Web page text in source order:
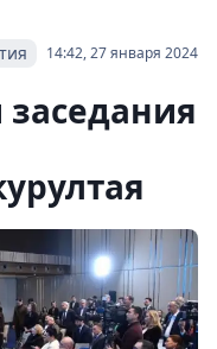
14:42, 27 января 2024